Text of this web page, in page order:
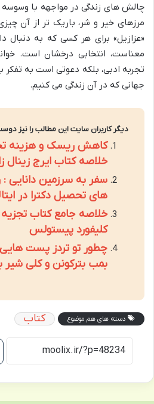
چالش های زندگی در مواجهه با
مرزهای خیر و شر، باریک تر از آن
«عزازیل» برای هر کسی که به دنبال
معناست، انتخابی درخشان است.
تجربه ادبی، بلکه دعوتی است به تفکر
جهانی که در آن زندگی می کنیم.
دیگر کاربران سایت این مطالب را نیز
کاهش ریسک و هزینه
خلاصه کتاب ایرج زینال
سفر به سرزمین دانایی :
های تحصیل دکترا در
خلاصه جامع کتاب
کلیفورد پیستولس
چطور تو تردز پست
بمب بترکونن و کلی شیر
دسته های هم موضوع کتاب